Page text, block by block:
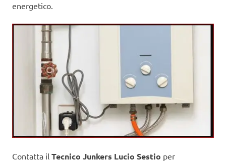
energetico.
Contatta il Tecnico Junkers Lucio Sestio per